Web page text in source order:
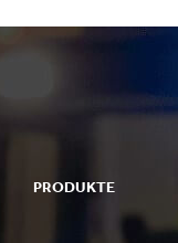
PRODUKTE